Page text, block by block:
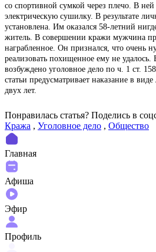
со спортивной сумкой через плечо. В
электрическую сушилку. В результате
установлена. Им оказался 58-летний
житель. В совершении кражи мужчина
награбленное. Он признался, что очень
реализовать похищенное ему не
возбуждено уголовное дело по ч. 1 ст.
статьи предусматривает наказание в
двух лет.
Понравилась статья? Поделиcь в
Кража , Уголовное дело , Общество
Главная
Афиша
Эфир
Профиль